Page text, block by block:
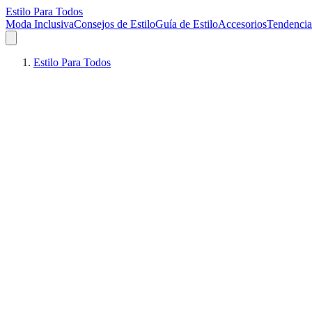
Estilo Para Todos
Moda InclusivaConsejos de EstiloGuía de EstiloAccesorios
Estilo Para Todos